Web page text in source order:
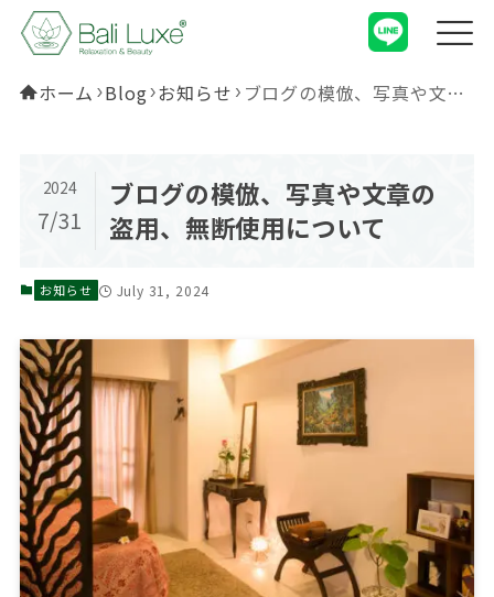
ホーム Blog お知らせ ブログの模倣、写真や文章の盗用、無断使用について
ブログの模倣、写真や文章の
盗用、無断使用について
2024
7/31
お知らせ July 31, 2024